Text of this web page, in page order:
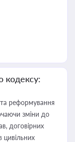
кодексу:
реформування
зміни до
договірних
цивільних